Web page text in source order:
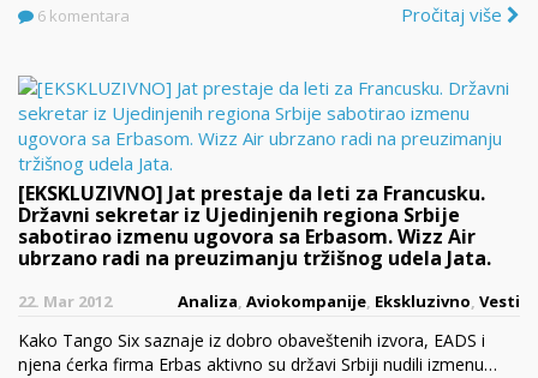
6 komentara Pročitaj više
[EKSKLUZIVNO] Jat prestaje da leti za Francusku.
Državni sekretar iz Ujedinjenih regiona Srbije
sabotirao izmenu ugovora sa Erbasom. Wizz Air
ubrzano radi na preuzimanju tržišnog udela Jata.
22. Mar 2012 Analiza, Aviokompanije, Ekskluzivno, Vesti
Kako Tango Six saznaje iz dobro obaveštenih izvora, EADS i
njena ćerka firma Erbas aktivno su državi Srbiji nudili izmenu…